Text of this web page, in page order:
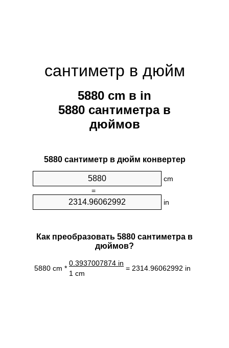
сантиметр в дюйм
5880 cm в in
5880 сантиметра в
дюймов
5880 сантиметр в дюйм конвертер
cm
=
in
Как преобразовать 5880 сантиметра в
дюймов?
5880 cm *
0.3937007874 in
= 2314.96062992 in
1 cm